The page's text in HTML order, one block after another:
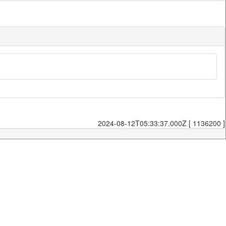
2024-08-12T05:33:37.000Z [ 1136200 ]